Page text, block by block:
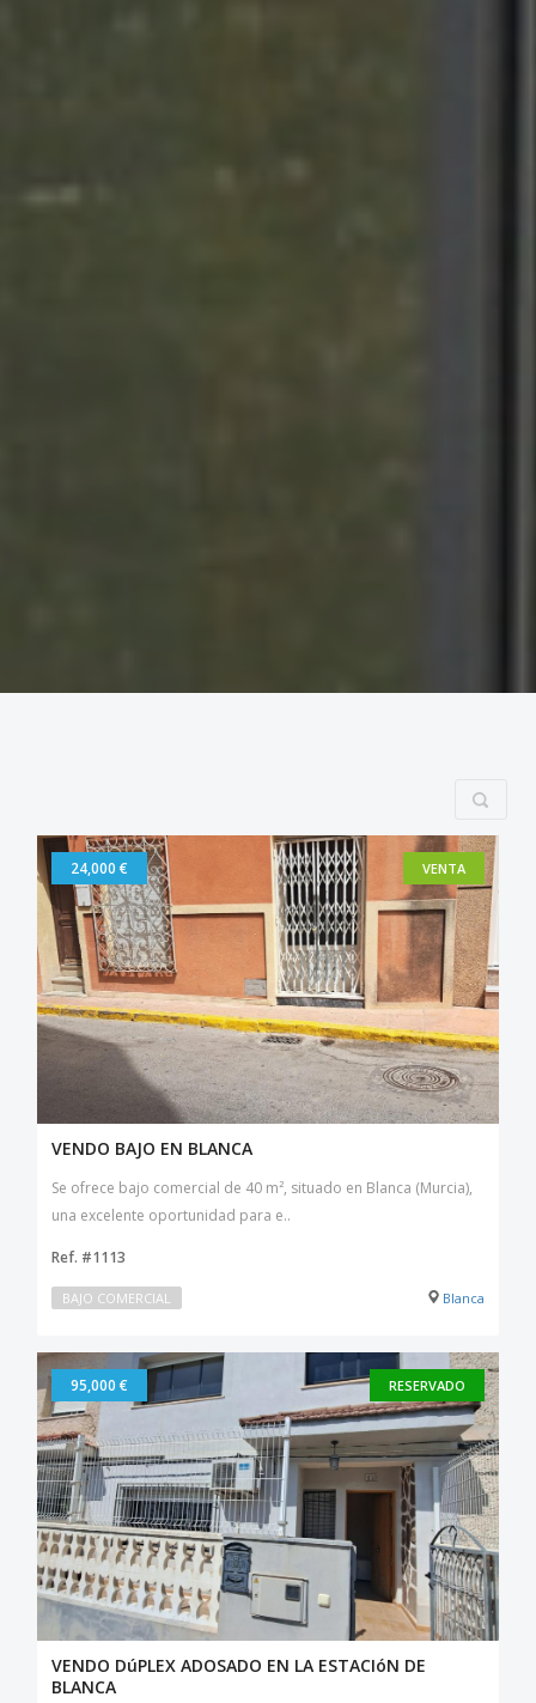
24,000 € VENTA
VENDO BAJO EN BLANCA
Se ofrece bajo comercial de 40 m², situado en Blanca (Murcia),
una excelente oportunidad para e..
Ref. #1113
BAJO COMERCIAL Blanca
95,000 € RESERVADO
VENDO DúPLEX ADOSADO EN LA ESTACIóN DE
BLANCA